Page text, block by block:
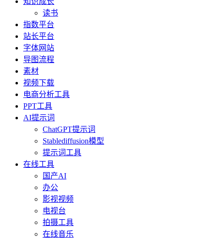
读书
指数平台
站长平台
字体网站
导图流程
素材
视频下载
电商分析工具
PPT工具
AI提示词
ChatGPT提示词
Stablediffusion模型
提示词工具
在线工具
国产AI
办公
影视视频
电视台
拍摄工具
在线音乐